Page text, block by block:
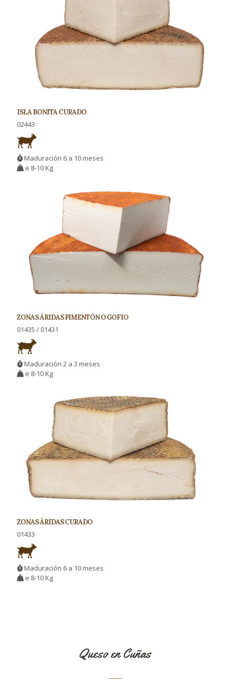
ISLA BONITA CURADO
02443
Maduración 6 a 10 meses
e 8-10 Kg
ZONAS ÁRIDAS PIMENTÓN O GOFIO
01435 / 01431
Maduración 2 a 3 meses
e 8-10 Kg
ZONAS ÁRIDAS CURADO
01433
Maduración 6 a 10 meses
e 8-10 Kg
Queso en Cuñas